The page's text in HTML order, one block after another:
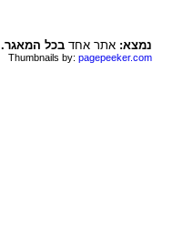
נמצא: אתר אחד בכל המאגר.
Thumbnails by: pagepeeker.com